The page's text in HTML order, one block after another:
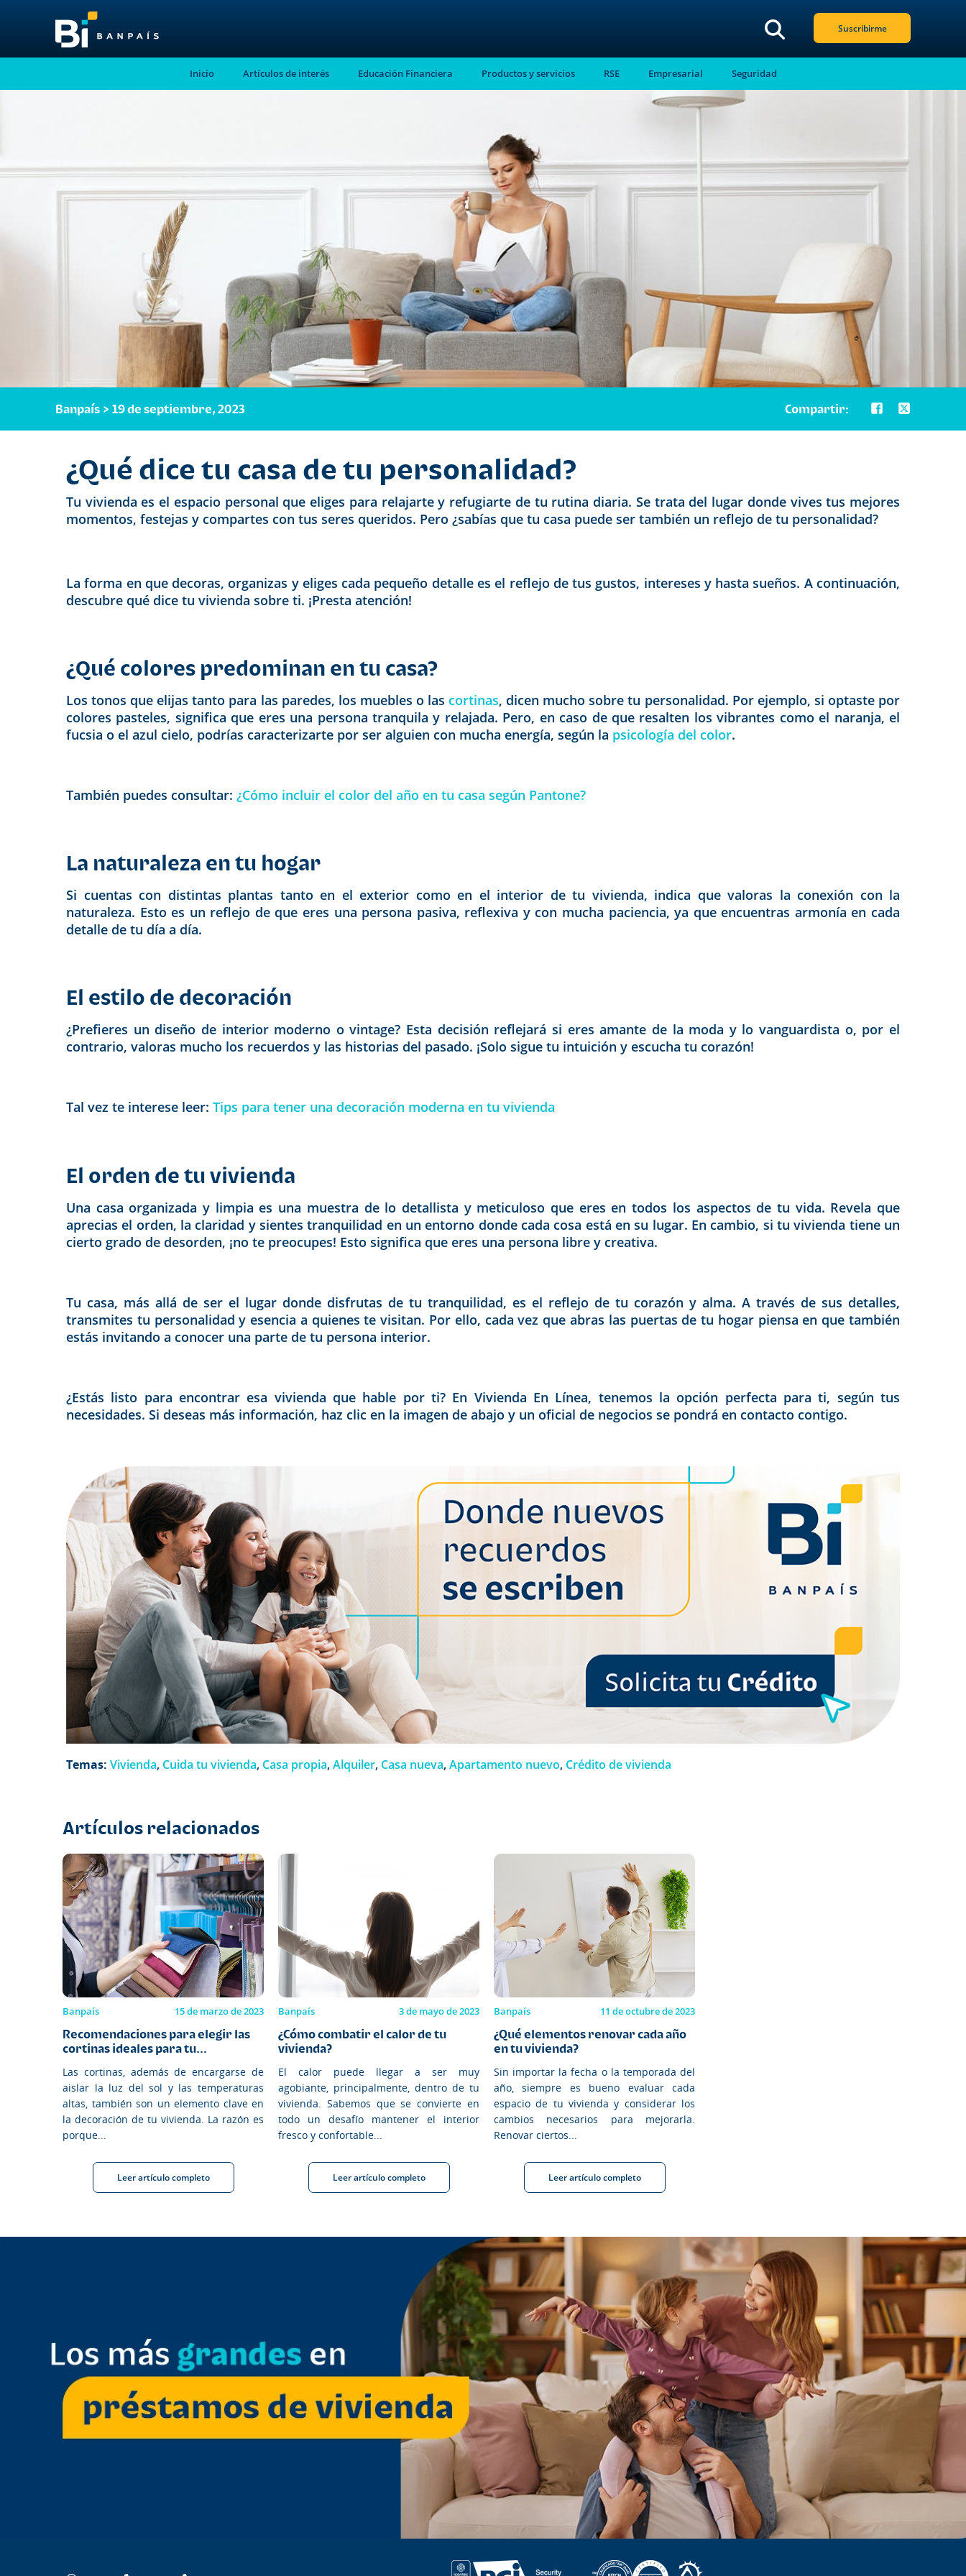
Suscribirme
nuevo contenido!
Suscríbete a nuestro blog y recibe mensualmente en tu
correo electrónico, las noticias más relevantes.
Inicio Artículos de interés Educación Financiera Productos y servicios RSE Empresarial Seguridad
Banpaís > 19 de septiembre, 2023 Compartir:
¿Qué dice tu casa de tu personalidad?
Tu vivienda es el espacio personal que eliges para relajarte y refugiarte de tu rutina diaria. Se trata del lugar donde vives tus mejores
momentos, festejas y compartes con tus seres queridos. Pero ¿sabías que tu casa puede ser también un reflejo de tu personalidad?
La forma en que decoras, organizas y eliges cada pequeño detalle es el reflejo de tus gustos, intereses y hasta sueños. A continuación,
descubre qué dice tu vivienda sobre ti. ¡Presta atención!
¿Qué colores predominan en tu casa?
Los tonos que elijas tanto para las paredes, los muebles o las cortinas, dicen mucho sobre tu personalidad. Por ejemplo, si optaste por
colores pasteles, significa que eres una persona tranquila y relajada. Pero, en caso de que resalten los vibrantes como el naranja, el
fucsia o el azul cielo, podrías caracterizarte por ser alguien con mucha energía, según la psicología del color.
También puedes consultar: ¿Cómo incluir el color del año en tu casa según Pantone?
La naturaleza en tu hogar
Si cuentas con distintas plantas tanto en el exterior como en el interior de tu vivienda, indica que valoras la conexión con la
naturaleza. Esto es un reflejo de que eres una persona pasiva, reflexiva y con mucha paciencia, ya que encuentras armonía en cada
detalle de tu día a día.
El estilo de decoración
¿Prefieres un diseño de interior moderno o vintage? Esta decisión reflejará si eres amante de la moda y lo vanguardista o, por el
contrario, valoras mucho los recuerdos y las historias del pasado. ¡Solo sigue tu intuición y escucha tu corazón!
Tal vez te interese leer: Tips para tener una decoración moderna en tu vivienda
El orden de tu vivienda
Una casa organizada y limpia es una muestra de lo detallista y meticuloso que eres en todos los aspectos de tu vida. Revela que
aprecias el orden, la claridad y sientes tranquilidad en un entorno donde cada cosa está en su lugar. En cambio, si tu vivienda tiene un
cierto grado de desorden, ¡no te preocupes! Esto significa que eres una persona libre y creativa.
Tu casa, más allá de ser el lugar donde disfrutas de tu tranquilidad, es el reflejo de tu corazón y alma. A través de sus detalles,
transmites tu personalidad y esencia a quienes te visitan. Por ello, cada vez que abras las puertas de tu hogar piensa en que también
estás invitando a conocer una parte de tu persona interior.
¿Estás listo para encontrar esa vivienda que hable por ti? En Vivienda En Línea, tenemos la opción perfecta para ti, según tus
necesidades. Si deseas más información, haz clic en la imagen de abajo y un oficial de negocios se pondrá en contacto contigo.
Temas: Vivienda, Cuida tu vivienda, Casa propia,Alquiler, Casa nueva,Apartamento nuevo, Crédito de vivienda
Artículos relacionados
Banpaís 15 de marzo de 2023
Recomendaciones para elegir las
cortinas ideales para tu...
Las cortinas, además de encargarse de
aislar la luz del sol y las temperaturas
altas, también son un elemento clave en
la decoración de tu vivienda. La razón es
porque...
Leer artículo completo
Banpaís 3 de mayo de 2023
¿Cómo combatir el calor de tu
vivienda?
El calor puede llegar a ser muy
agobiante, principalmente, dentro de tu
vivienda. Sabemos que se convierte en
todo un desafío mantener el interior
fresco y confortable...
Leer artículo completo
Banpaís 11 de octubre de 2023
¿Qué elementos renovar cada año
en tu vivienda?
Sin importar la fecha o la temporada del
año, siempre es bueno evaluar cada
espacio de tu vivienda y considerar los
cambios necesarios para mejorarla.
Renovar ciertos...
Leer artículo completo